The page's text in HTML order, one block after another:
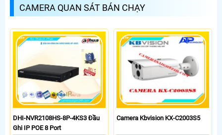
CAMERA QUAN SÁT BÁN CHẠY
DHI-NVR2108HS-8P-4KS3 Đầu
Ghi IP POE 8 Port
Camera Kbvision KX-C2003S5